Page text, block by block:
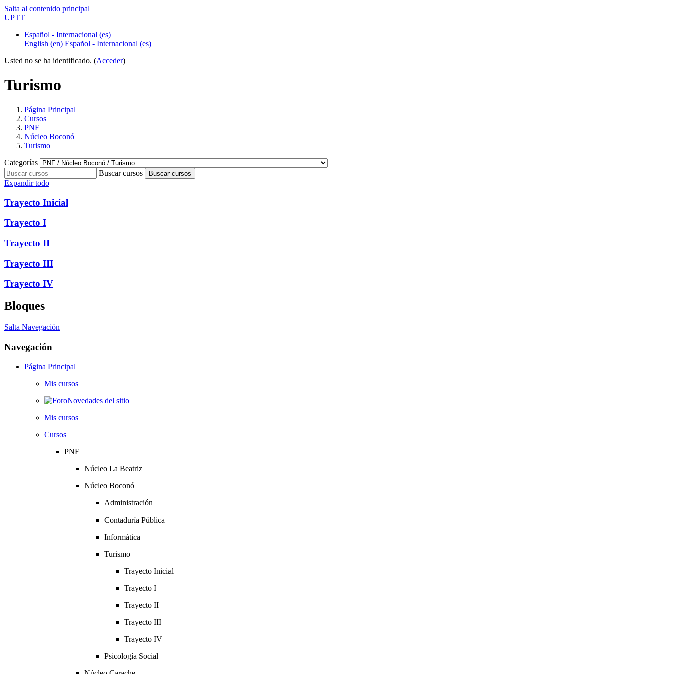
Salta al contenido principal
UPTT
Español - Internacional ‎(es)‎
English ‎(en)‎ Español - Internacional ‎(es)‎
Usted no se ha identificado. (Acceder)
Turismo
Página Principal
Cursos
PNF
Núcleo Boconó
Turismo
Categorías
Buscar cursos
Buscar cursos
Expandir todo
Trayecto Inicial
Trayecto I
Trayecto II
Trayecto III
Trayecto IV
Bloques
Salta Navegación
Navegación
Página Principal
Mis cursos
Novedades del sitio
Mis cursos
Cursos
PNF
Núcleo La Beatriz
Núcleo Boconó
Administración
Contaduría Pública
Informática
Turismo
Trayecto Inicial
Trayecto I
Trayecto II
Trayecto III
Trayecto IV
Psicología Social